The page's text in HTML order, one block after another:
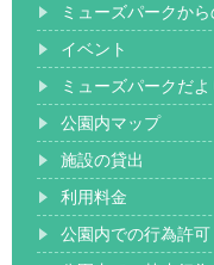
ミューズパークか
イベント
ミューズパークだよ
公園内マップ
施設の貸出
利用料金
公園内での行為許可